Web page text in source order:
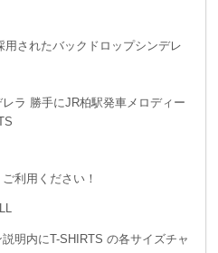
されたバックドロップシンデレ
ラ 勝手にJR柏駅発車メロディー
利用ください！
明内にT-SHIRTS の各サイズチャ